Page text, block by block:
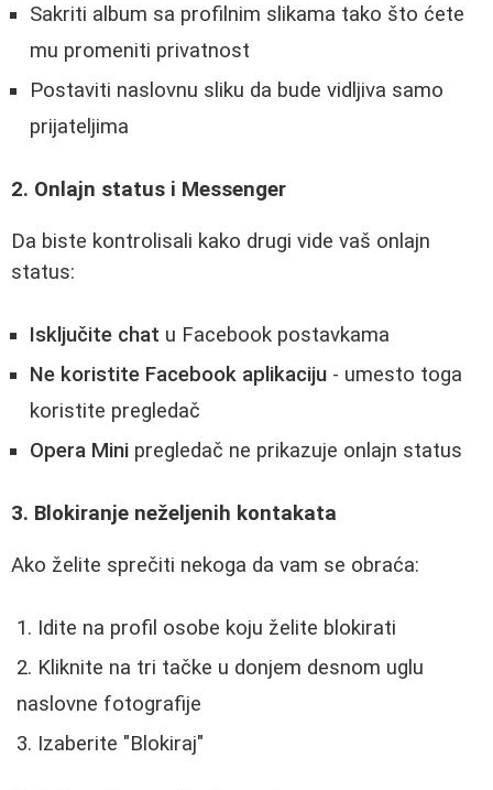
Sakriti album sa profilnim slikama tako što ćete
mu promeniti privatnost
Postaviti naslovnu sliku da bude vidljiva samo
prijateljima
2. Onlajn status i Messenger
Da biste kontrolisali kako drugi vide vaš onlajn
status:
Isključite chat u Facebook postavkama
Ne koristite Facebook aplikaciju - umesto toga
koristite pregledač
Opera Mini pregledač ne prikazuje onlajn status
3. Blokiranje neželjenih kontakata
Ako želite sprečiti nekoga da vam se obraća:
Idite na profil osobe koju želite blokirati
Kliknite na tri tačke u donjem desnom uglu
naslovne fotografije
Izaberite "Blokiraj"